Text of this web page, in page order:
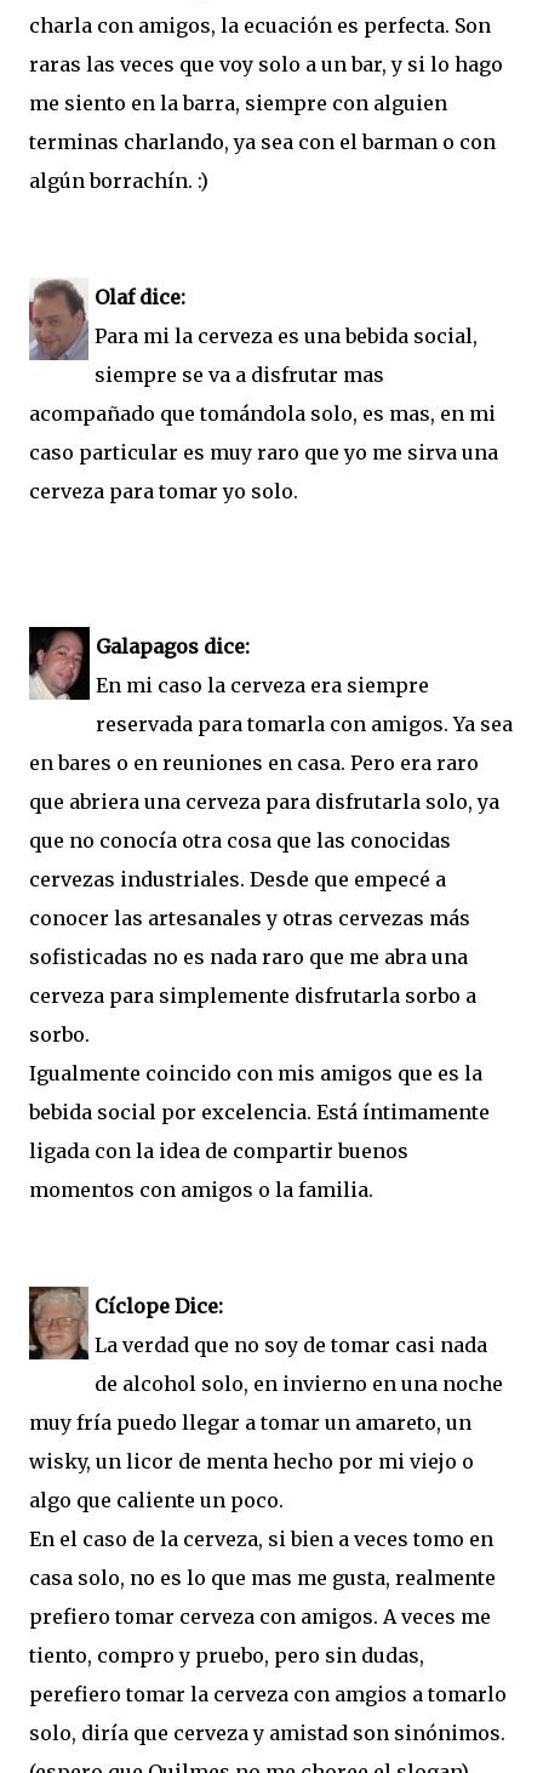
charla con amigos, la ecuación es perfecta. Son
raras las veces que voy solo a un bar, y si lo hago
me siento en la barra, siempre con alguien
terminas charlando, ya sea con el barman o con
algún borrachín. :)
Olaf dice:
Para mi la cerveza es una bebida social,
siempre se va a disfrutar mas
acompañado que tomándola solo, es mas, en mi
caso particular es muy raro que yo me sirva una
cerveza para tomar yo solo.
Galapagos dice:
En mi caso la cerveza era siempre
reservada para tomarla con amigos. Ya sea
en bares o en reuniones en casa. Pero era raro
que abriera una cerveza para disfrutarla solo, ya
que no conocía otra cosa que las conocidas
cervezas industriales. Desde que empecé a
conocer las artesanales y otras cervezas más
sofisticadas no es nada raro que me abra una
cerveza para simplemente disfrutarla sorbo a
sorbo.
Igualmente coincido con mis amigos que es la
bebida social por excelencia. Está íntimamente
ligada con la idea de compartir buenos
momentos con amigos o la familia.
Cíclope Dice:
La verdad que no soy de tomar casi nada
de alcohol solo, en invierno en una noche
muy fría puedo llegar a tomar un amareto, un
wisky, un licor de menta hecho por mi viejo o
algo que caliente un poco.
En el caso de la cerveza, si bien a veces tomo en
casa solo, no es lo que mas me gusta, realmente
prefiero tomar cerveza con amigos. A veces me
tiento, compro y pruebo, pero sin dudas,
perefiero tomar la cerveza con amgios a tomarlo
solo, diría que cerveza y amistad son sinónimos.